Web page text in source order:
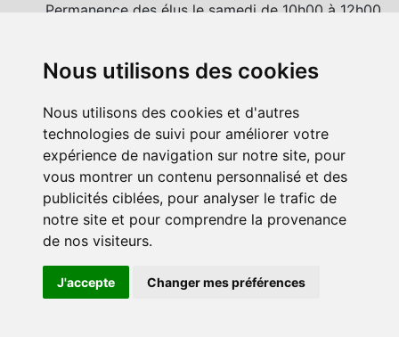
Nous utilisons des cookies
Nous utilisons des cookies et d'autres
technologies de suivi pour améliorer votre
expérience de navigation sur notre site, pour
vous montrer un contenu personnalisé et des
publicités ciblées, pour analyser le trafic de
notre site et pour comprendre la provenance
de nos visiteurs.
J'accepte Changer mes préférences
Permanence des élus le samedi de 10h00 à 12h00
© Commune de Trévérien 2020 - 2026 -